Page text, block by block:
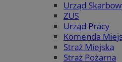
Urząd
ZUS
Urząd Pracy
Komenda
Straż Miejska
Straż Pożarna